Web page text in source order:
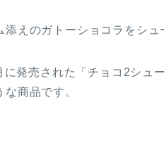
添えのガトーショコラをシュ
に発売された「チョコ2シュ
な商品です。